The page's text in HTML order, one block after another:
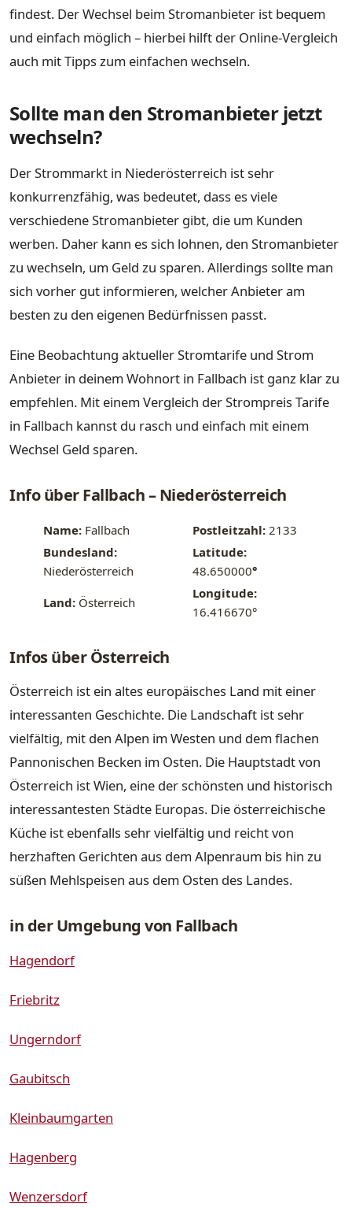
findest. Der Wechsel beim Stromanbieter ist bequem
und einfach möglich – hierbei hilft der Online-Vergleich
auch mit Tipps zum einfachen wechseln.
Sollte man den Stromanbieter jetzt
wechseln?
Der Strommarkt in Niederösterreich ist sehr
konkurrenzfähig, was bedeutet, dass es viele
verschiedene Stromanbieter gibt, die um Kunden
werben. Daher kann es sich lohnen, den Stromanbieter
zu wechseln, um Geld zu sparen. Allerdings sollte man
sich vorher gut informieren, welcher Anbieter am
besten zu den eigenen Bedürfnissen passt.
Eine Beobachtung aktueller Stromtarife und Strom
Anbieter in deinem Wohnort in Fallbach ist ganz klar zu
empfehlen. Mit einem Vergleich der Strompreis Tarife
in Fallbach kannst du rasch und einfach mit einem
Wechsel Geld sparen.
Info über Fallbach – Niederösterreich
Name: Fallbach Postleitzahl: 2133
Bundesland:
Niederösterreich
Latitude:
48.650000°
Land: Österreich
Longitude:
16.416670°
Infos über Österreich
Österreich ist ein altes europäisches Land mit einer
interessanten Geschichte. Die Landschaft ist sehr
vielfältig, mit den Alpen im Westen und dem flachen
Pannonischen Becken im Osten. Die Hauptstadt von
Österreich ist Wien, eine der schönsten und historisch
interessantesten Städte Europas. Die österreichische
Küche ist ebenfalls sehr vielfältig und reicht von
herzhaften Gerichten aus dem Alpenraum bis hin zu
süßen Mehlspeisen aus dem Osten des Landes.
in der Umgebung von Fallbach
Hagendorf
Friebritz
Ungerndorf
Gaubitsch
Kleinbaumgarten
Hagenberg
Wenzersdorf